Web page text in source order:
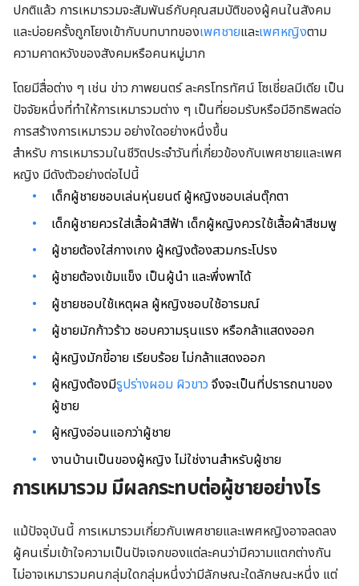
ปกติแล้ว การเหมารวมจะสัมพันธ์กับคุณสมบัติของผู้คนในสังคม
และบ่อยครั้งถูกโยงเข้ากับบทบาทของเพศชายและเพศหญิงตาม
ความคาดหวังของสังคมหรือคนหมู่มาก
โดยมีสื่อต่าง ๆ เช่น ข่าว ภาพยนตร์ ละครโทรทัศน์ โซเชี่ยลมีเดีย เป็น
ปัจจัยหนึ่งที่ทำให้การเหมารวมต่าง ๆ เป็นที่ยอมรับหรือมีอิทธิพลต่อ
การสร้างการเหมารวม อย่างใดอย่างหนึ่งขึ้น
สำหรับ การเหมารวมในชีวิตประจำวันที่เกี่ยวข้องกับเพศชายและเพศ
หญิง มีดังตัวอย่างต่อไปนี้
เด็กผู้ชายชอบเล่นหุ่นยนต์ ผู้หญิงชอบเล่นตุ๊กตา
เด็กผู้ชายควรใส่เสื้อผ้าสีฟ้า เด็กผู้หญิงควรใช้เสื้อผ้าสีชมพู
ผู้ชายต้องใส่กางเกง ผู้หญิงต้องสวมกระโปรง
ผู้ชายต้องเข้มแข็ง เป็นผู้นำ และพึ่งพาได้
ผู้ชายชอบใช้เหตุผล ผู้หญิงชอบใช้อารมณ์
ผู้ชายมักก้าวร้าว ชอบความรุนแรง หรือกล้าแสดงออก
ผู้หญิงมักขี้อาย เรียบร้อย ไม่กล้าแสดงออก
ผู้หญิงต้องมีรูปร่างผอม ผิวขาว จึงจะเป็นที่ปรารถนาของ
ผู้ชาย
ผู้หญิงอ่อนแอกว่าผู้ชาย
งานบ้านเป็นของผู้หญิง ไม่ใช่งานสำหรับผู้ชาย
การเหมารวม มีผลกระทบต่อผู้ชายอย่างไร
แม้ปัจจุบันนี้ การเหมารวมเกี่ยวกับเพศชายและเพศหญิงอาจลดลง
ผู้คนเริ่มเข้าใจความเป็นปัจเจกของแต่ละคนว่ามีความแตกต่างกัน
ไม่อาจเหมารวมคนกลุ่มใดกลุ่มหนึ่งว่ามีลักษณะใดลักษณะหนึ่ง แต่